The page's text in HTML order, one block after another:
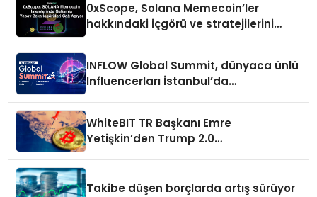
0xScope, Solana Memecoin’ler
hakkındaki içgörü ve stratejilerini
INFLOW Global Summit, dünyaca ünlü
Influencerları İstanbul’da
WhiteBIT TR Başkanı Emre
Yetişkin’den Trump 2.0
Takibe düşen borçlarda artış sürüyor